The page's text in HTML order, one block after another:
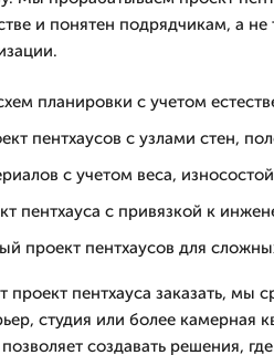
и понятен подрядчикам, а не
планировки с учетом
пентхаусов с узлами стен,
с учетом веса,
пентхауса с привязкой к
проект пентхаусов для
проект пентхауса заказать, мы
студия или более камерная
создавать решения,